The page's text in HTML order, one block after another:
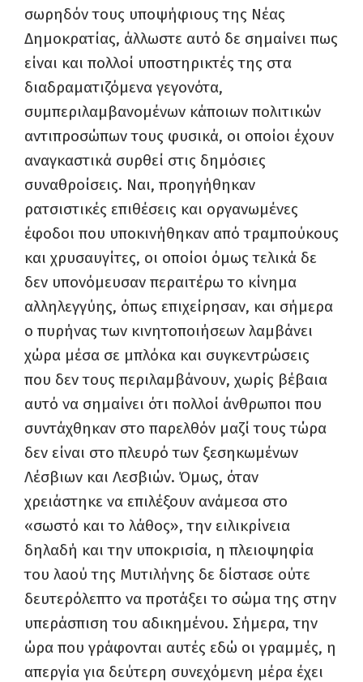
σωρηδόν τους υποψήφιους της Νέας
Δημοκρατίας, άλλωστε αυτό δε σημαίνει πως
είναι και πολλοί υποστηρικτές της στα
διαδραματιζόμενα γεγονότα,
συμπεριλαμβανομένων κάποιων πολιτικών
αντιπροσώπων τους φυσικά, οι οποίοι έχουν
αναγκαστικά συρθεί στις δημόσιες
συναθροίσεις. Ναι, προηγήθηκαν
ρατσιστικές επιθέσεις και οργανωμένες
έφοδοι που υποκινήθηκαν από τραμπούκους
και χρυσαυγίτες, οι οποίοι όμως τελικά δε
δεν υπονόμευσαν περαιτέρω το κίνημα
αλληλεγγύης, όπως επιχείρησαν, και σήμερα
ο πυρήνας των κινητοποιήσεων λαμβάνει
χώρα μέσα σε μπλόκα και συγκεντρώσεις
που δεν τους περιλαμβάνουν, χωρίς βέβαια
αυτό να σημαίνει ότι πολλοί άνθρωποι που
συντάχθηκαν στο παρελθόν μαζί τους τώρα
δεν είναι στο πλευρό των ξεσηκωμένων
Λέσβιων και Λεσβιών. Όμως, όταν
χρειάστηκε να επιλέξουν ανάμεσα στο
«σωστό και το λάθος», την ειλικρίνεια
δηλαδή και την υποκρισία, η πλειοψηφία
του λαού της Μυτιλήνης δε δίστασε ούτε
δευτερόλεπτο να προτάξει το σώμα της στην
υπεράσπιση του αδικημένου. Σήμερα, την
ώρα που γράφονται αυτές εδώ οι γραμμές, η
απεργία για δεύτερη συνεχόμενη μέρα έχει